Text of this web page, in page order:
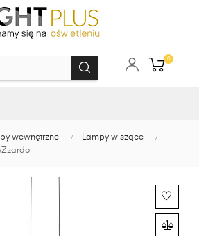
0
wewnętrzne
Lampy wiszące